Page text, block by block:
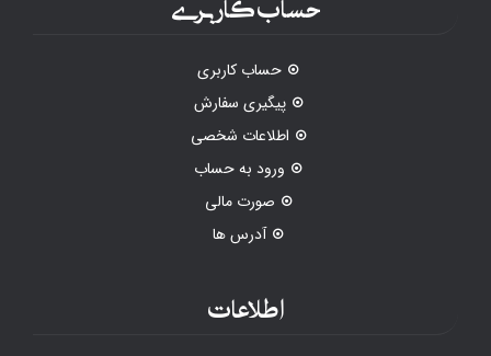
حساب کاربری
پیگیری سفارش
اطلاعات شخصی
ورود به حساب
صورت مالی
آدرس ها
اطلاعات